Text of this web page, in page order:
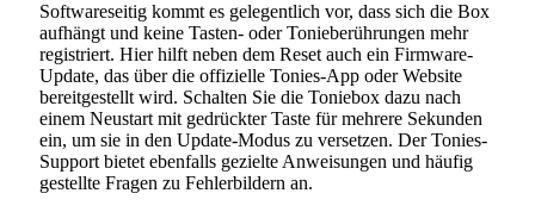
Softwareseitig kommt es gelegentlich vor, dass sich die Box
aufhängt und keine Tasten- oder Tonieberührungen mehr
registriert. Hier hilft neben dem Reset auch ein Firmware-
Update, das über die offizielle Tonies-App oder Website
bereitgestellt wird. Schalten Sie die Toniebox dazu nach
einem Neustart mit gedrückter Taste für mehrere Sekunden
ein, um sie in den Update-Modus zu versetzen. Der Tonies-
Support bietet ebenfalls gezielte Anweisungen und häufig
gestellte Fragen zu Fehlerbildern an.